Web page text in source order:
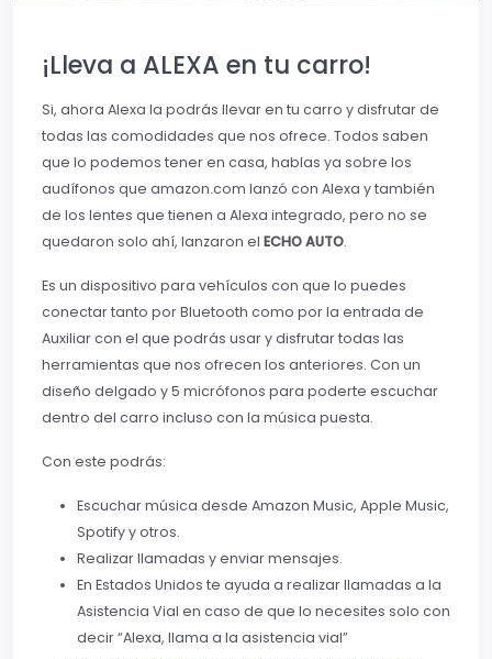
¡Lleva a ALEXA en tu carro!
Si, ahora Alexa la podrás llevar en tu carro y disfrutar de
todas las comodidades que nos ofrece. Todos saben
que lo podemos tener en casa, hablas ya sobre los
audífonos que amazon.com lanzó con Alexa y también
de los lentes que tienen a Alexa integrado, pero no se
quedaron solo ahí, lanzaron el ECHO AUTO.
Es un dispositivo para vehículos con que lo puedes
conectar tanto por Bluetooth como por la entrada de
Auxiliar con el que podrás usar y disfrutar todas las
herramientas que nos ofrecen los anteriores. Con un
diseño delgado y 5 micrófonos para poderte escuchar
dentro del carro incluso con la música puesta.
Con este podrás:
Escuchar música desde Amazon Music, Apple Music,
Spotify y otros.
Realizar llamadas y enviar mensajes.
En Estados Unidos te ayuda a realizar llamadas a la
Asistencia Vial en caso de que lo necesites solo con
decir “Alexa, llama a la asistencia vial”